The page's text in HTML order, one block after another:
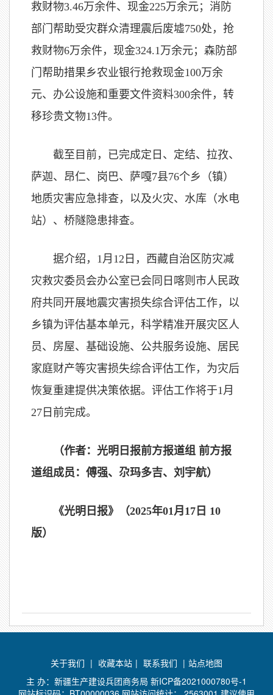
救财物3.46万余件、现金225万余元；消防
部门帮助受灾群众清理震后废墟750处，抢
救财物6万余件，现金324.1万余元；森防部
门帮助措果乡农业银行抢救现金100万余
元、办公设施和重要文件资料300余件，转
移珍贵文物13件。
截至目前，已完成定日、定结、拉孜、
萨迦、昂仁、岗巴、萨嘎7县76个乡（镇）
地质灾害应急排查，以及火灾、水库（水电
站）、桥隧隐患排查。
据介绍，1月12日，西藏自治区防灾减
灾救灾委员会办公室已会同日喀则市人民政
府共同开展地震灾害损失综合评估工作，以
乡镇为评估基本单元，科学精准开展灾区人
员、房屋、基础设施、公共服务设施、居民
家庭财产等灾害损失综合评估工作，为灾后
恢复重建提供决策依据。评估工作将于1月
27日前完成。
（作者：光明日报前方报道组 前方报
道组成员：傅强、尕玛多吉、刘宇航）
《光明日报》（2025年01月17日 10
版）
关于我们 | 收藏本站 | 联系我们 | 站点地图
主 办：新疆生产建设兵团商务局 新ICP备2021000780号-1